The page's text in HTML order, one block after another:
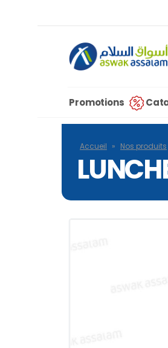
Promotions
Accueil » Nos produits